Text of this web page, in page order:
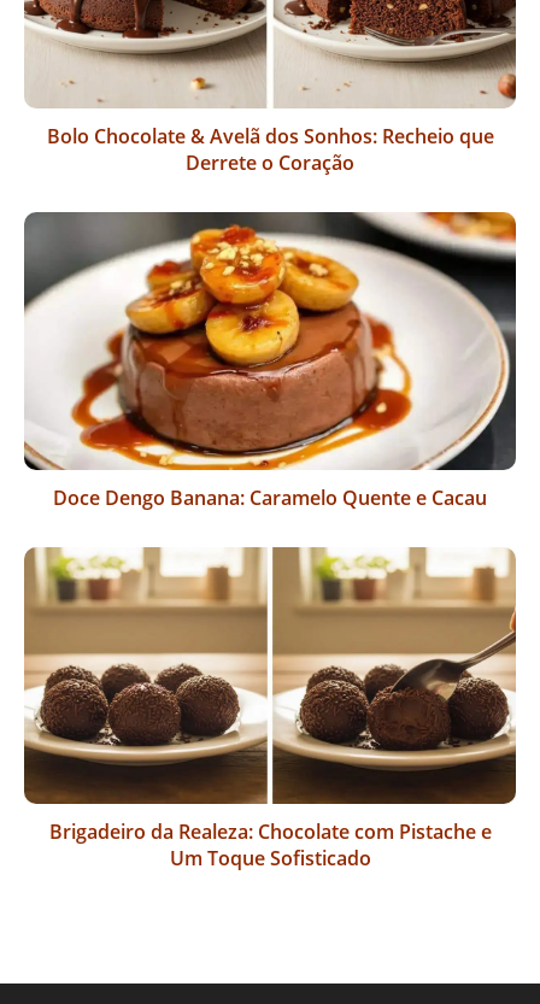
Bolo Chocolate & Avelã dos Sonhos: Recheio que
Derrete o Coração
Doce Dengo Banana: Caramelo Quente e Cacau
Brigadeiro da Realeza: Chocolate com Pistache e
Um Toque Sofisticado